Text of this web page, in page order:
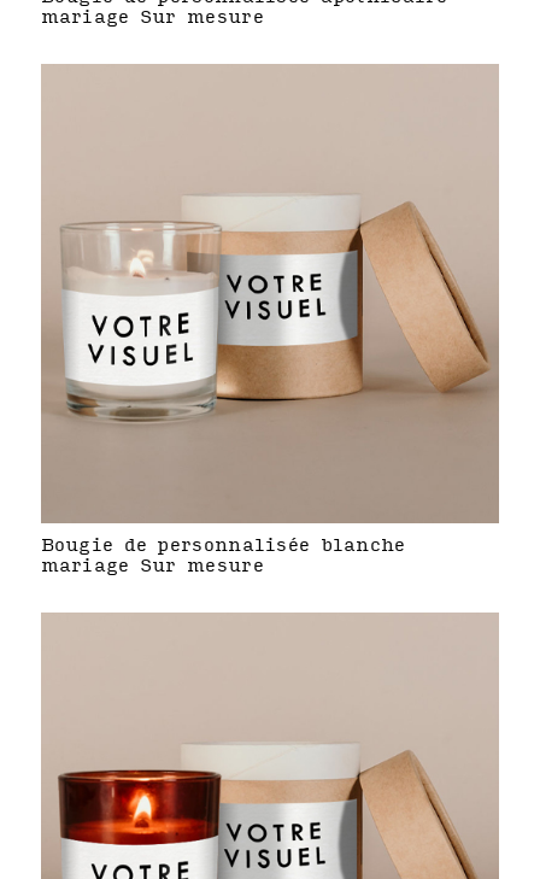
mariage Sur mesure
Bougie de personnalisée blanche
mariage Sur mesure